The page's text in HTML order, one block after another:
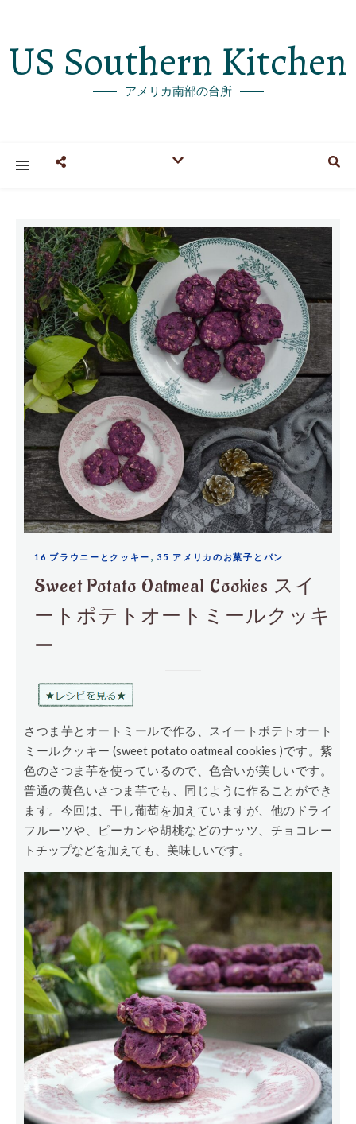
US Southern Kitchen
アメリカ南部の台所
16 ブラウニーとクッキー ,35 アメリカのお菓子とパン
Sweet Potato Oatmeal Cookies スイ
ートポテトオートミールクッキ
ー
さつま芋とオートミールで作る、スイートポテトオート
ミールクッキー (sweet potato oatmeal cookies )です。紫
色のさつま芋を使っているので、色合いが美しいです。
普通の黄色いさつま芋でも、同じように作ることができ
ます。今回は、干し葡萄を加えていますが、他のドライ
フルーツや、ピーカンや胡桃などのナッツ、チョコレー
トチップなどを加えても、美味しいです。